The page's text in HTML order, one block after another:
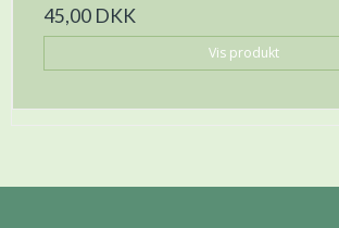
45,00 DKK
Vis produkt